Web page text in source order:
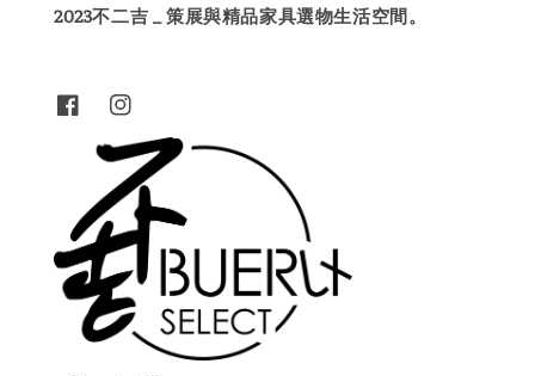
2023不二吉 _ 策展與精品家具選物生活空間。